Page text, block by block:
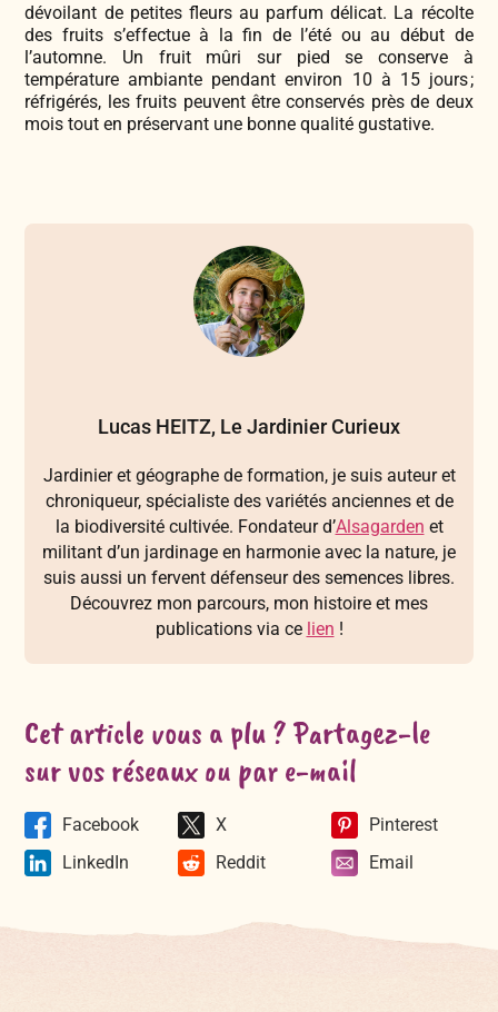
dévoilant de petites fleurs au parfum délicat. La récolte
des fruits s’effectue à la fin de l’été ou au début de
l’automne. Un fruit mûri sur pied se conserve à
température ambiante pendant environ 10 à 15 jours ;
réfrigérés, les fruits peuvent être conservés près de deux
mois tout en préservant une bonne qualité gustative.
Lucas HEITZ, Le Jardinier Curieux
Jardinier et géographe de formation, je suis auteur et
chroniqueur, spécialiste des variétés anciennes et de
la biodiversité cultivée. Fondateur d’Alsagarden et
militant d’un jardinage en harmonie avec la nature, je
suis aussi un fervent défenseur des semences libres.
Découvrez mon parcours, mon histoire et mes
publications via ce lien !
Cet article vous a plu ? Partagez-le
sur vos réseaux ou par e-mail
Facebook X
Pinterest
LinkedIn
Reddit Email